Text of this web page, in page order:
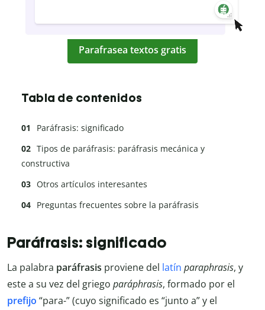
Parafrasea textos gratis
Tabla de contenidos
Paráfrasis: significado
Tipos de paráfrasis: paráfrasis mecánica y
constructiva
Otros artículos interesantes
Preguntas frecuentes sobre la paráfrasis
Paráfrasis: significado
La palabra paráfrasis proviene del latín paraphrasis, y
este a su vez del griego paráphrasis, formado por el
prefijo “para-” (cuyo significado es “junto a” y el